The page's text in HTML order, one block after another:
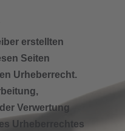
erstellten
Seiten
Urheberrecht.
Verwertung
Urheberrechtes